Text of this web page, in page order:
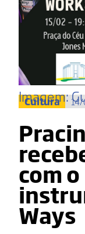
Imagem:
Cultura
com o
Ways